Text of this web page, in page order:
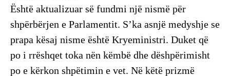
Është aktualizuar së fundmi një nismë për
shpërbërjen e Parlamentit. S’ka asnjë medyshje se
prapa kësaj nisme është Kryeministri. Duket që
po i rrëshqet toka nën këmbë dhe dëshpërimisht
po e kërkon shpëtimin e vet. Në këtë prizmë